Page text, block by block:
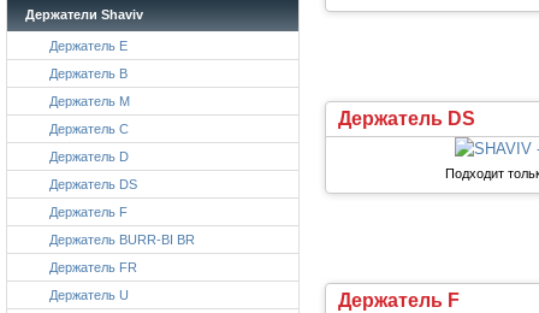
Держатели Shaviv
Держатель E
Держатель B
Держатель M
Держатель C
Держатель D
Держатель DS
Держатель F
Держатель BURR-BI BR
Держатель FR
Держатель U
Держатель DS
Подходит
Держатель F